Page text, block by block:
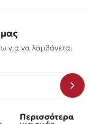
για να λαμβάνεται
Περισσότερα